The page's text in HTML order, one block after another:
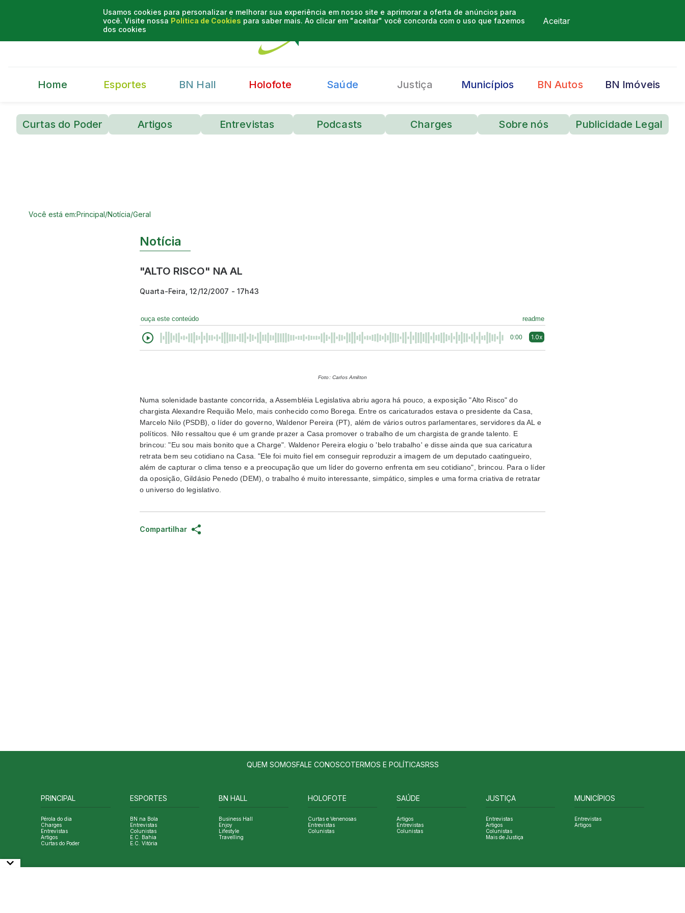
Usamos cookies para personalizar e melhorar sua experiência em nosso site e aprimorar a oferta de anúncios para
você. Visite nossa Política de Cookies para saber mais. Ao clicar em "aceitar" você concorda com o uso que fazemos
dos cookies
Aceitar
Home Esportes BN Hall Holofote Saúde Justiça Municípios BN Autos BN Imóveis
Curtas do Poder Artigos Entrevistas Podcasts Charges Sobre nós Publicidade Legal
Você está em:Principal/Notícia/Geral
Notícia
"ALTO RISCO" NA AL
Quarta-Feira, 12/12/2007 - 17h43
ouça este conteúdo readme
0:00 1.0x
Foto: Carlos Amilton
Numa solenidade bastante concorrida, a Assembléia Legislativa abriu agora há pouco, a exposição "Alto Risco" do
chargista Alexandre Requião Melo, mais conhecido como Borega. Entre os caricaturados estava o presidente da Casa,
Marcelo Nilo (PSDB), o líder do governo, Waldenor Pereira (PT), além de vários outros parlamentares, servidores da AL e
políticos. Nilo ressaltou que é um grande prazer a Casa promover o trabalho de um chargista de grande talento. E
brincou: "Eu sou mais bonito que a Charge". Waldenor Pereira elogiu o 'belo trabalho' e disse ainda que sua caricatura
retrata bem seu cotidiano na Casa. "Ele foi muito fiel em conseguir reproduzir a imagem de um deputado caatingueiro,
além de capturar o clima tenso e a preocupação que um líder do governo enfrenta em seu cotidiano", brincou. Para o líder
da oposição, Gildásio Penedo (DEM), o trabalho é muito interessante, simpático, simples e uma forma criativa de retratar
o universo do legislativo.
Compartilhar
QUEM SOMOSFALE CONOSCOTERMOS E POLÍTICASRSS
PRINCIPAL
Pérola do dia
Charges
Entrevistas
Artigos
Curtas do Poder
ESPORTES
BN na Bola
Entrevistas
Colunistas
E.C. Bahia
E.C. Vitória
BN HALL
Business Hall
Enjoy
Lifestyle
Travelling
HOLOFOTE
Curtas e Venenosas
Entrevistas
Colunistas
SAÚDE
Artigos
Entrevistas
Colunistas
JUSTIÇA
Entrevistas
Artigos
Colunistas
Mais de Justiça
MUNICÍPIOS
Entrevistas
Artigos